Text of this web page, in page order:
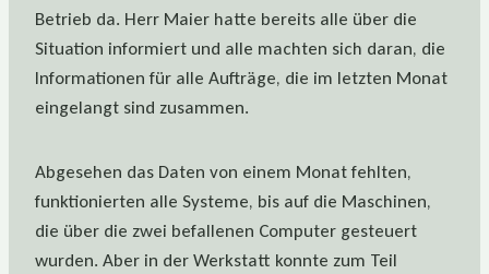
Betrieb da. Herr Maier hatte bereits alle über die
Situation informiert und alle machten sich daran, die
Informationen für alle Aufträge, die im letzten Monat
eingelangt sind zusammen.
Abgesehen das Daten von einem Monat fehlten,
funktionierten alle Systeme, bis auf die Maschinen,
die über die zwei befallenen Computer gesteuert
wurden. Aber in der Werkstatt konnte zum Teil